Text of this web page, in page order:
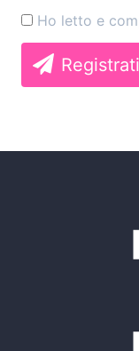
Ho letto e
Registrati